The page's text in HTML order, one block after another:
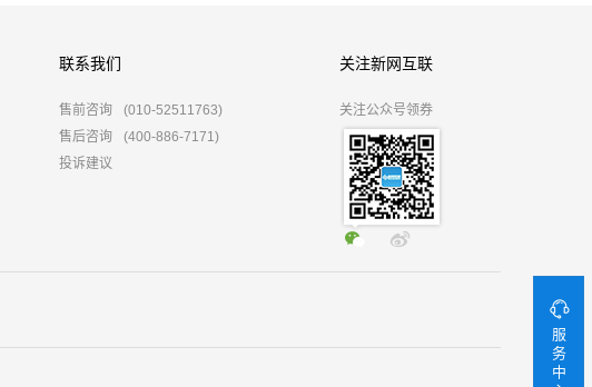
服
务
中
联系我们
售前咨询
(010-52511763)
售后咨询
(400-886-7171)
投诉建议
关注新网互联
关注公众号领券